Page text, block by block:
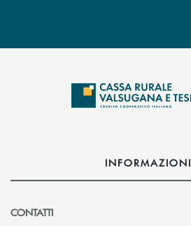
INFORMAZIONI
CONTATTI